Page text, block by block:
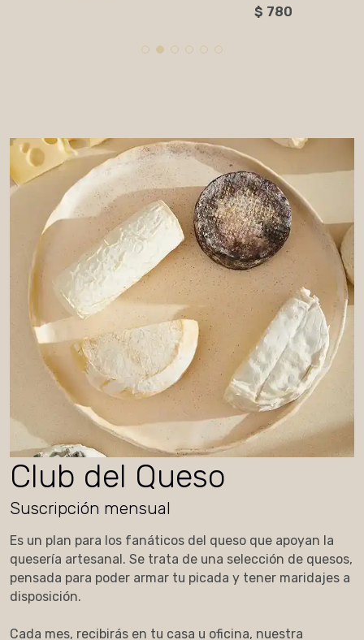
$ 780
Club del Queso
Suscripción mensual
Es un plan para los fanáticos del queso que apoyan la
quesería artesanal. Se trata de una selección de quesos,
pensada para poder armar tu picada y tener maridajes a
disposición.
Cada mes, recibirás en tu casa u oficina, nuestra